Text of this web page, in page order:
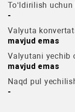
To‘ldirilish
-
Valyuta
mavjud emas
Valyutani yechib
mavjud emas
Naqd pul
-